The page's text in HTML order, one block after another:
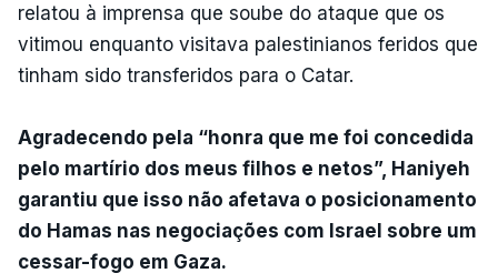
relatou à imprensa que soube do ataque que os
vitimou enquanto visitava palestinianos feridos que
tinham sido transferidos para o Catar.
Agradecendo pela “honra que me foi concedida
pelo martírio dos meus filhos e netos”, Haniyeh
garantiu que isso não afetava o posicionamento
do Hamas nas negociações com Israel sobre um
cessar-fogo em Gaza.